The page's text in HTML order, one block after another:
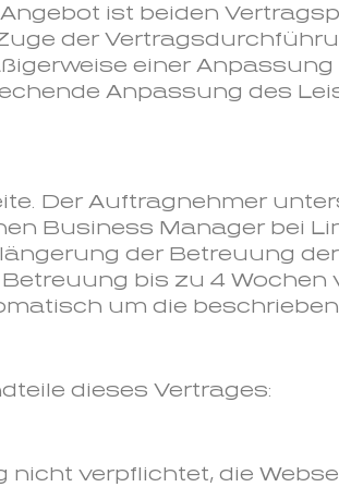
ist beiden
der
einer Anpassung
Anpassung des
Der Auftragnehmer
Business Manager bei
der Betreuung
bis zu 4
um die
dieses Vertrages:
nicht verpflichtet, die